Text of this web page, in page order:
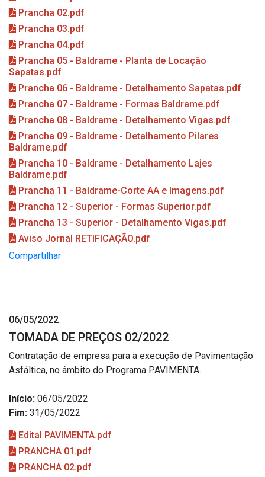
Prancha 02.pdf
Prancha 03.pdf
Prancha 04.pdf
Prancha 05 - Baldrame - Planta de Locação
Sapatas.pdf
Prancha 06 - Baldrame - Detalhamento Sapatas.pdf
Prancha 07 - Baldrame - Formas Baldrame.pdf
Prancha 08 - Baldrame - Detalhamento Vigas.pdf
Prancha 09 - Baldrame - Detalhamento Pilares
Baldrame.pdf
Prancha 10 - Baldrame - Detalhamento Lajes
Baldrame.pdf
Prancha 11 - Baldrame-Corte AA e Imagens.pdf
Prancha 12 - Superior - Formas Superior.pdf
Prancha 13 - Superior - Detalhamento Vigas.pdf
Aviso Jornal RETIFICAÇÃO.pdf
Compartilhar
06/05/2022
TOMADA DE PREÇOS 02/2022
Contratação de empresa para a execução de Pavimentação
Asfáltica, no âmbito do Programa PAVIMENTA.
Início: 06/05/2022
Fim: 31/05/2022
Edital PAVIMENTA.pdf
PRANCHA 01.pdf
PRANCHA 02.pdf